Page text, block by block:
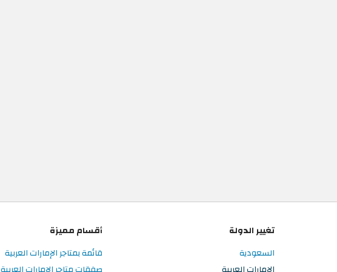
تغيير الدولة
السعودية
أقسام مميزة
قائمة بمتاجر الإمارات العربية